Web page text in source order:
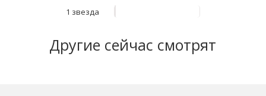
1 звезда
Другие сейчас смотрят